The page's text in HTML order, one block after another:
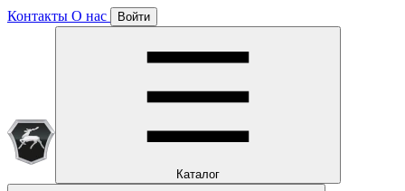
Контакты О нас Войти
Каталог
Отлично!
Подписка уже оформлена